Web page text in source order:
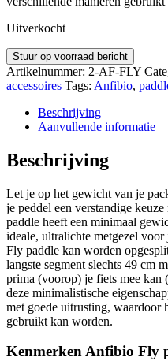
Uitverkocht
Stuur op voorraad bericht
Artikelnummer: 2-AF-FLY
accessoires Tags: Anfibio,
Beschrijving
Aanvullende informatie
Beschrijving
Let je op het gewicht van je
je peddel een verstandige
paddle heeft een minimaal
ideale, ultralichte metgezel
Fly paddle kan worden
langste segment slechts 49 cm
prima (voorop) je fiets mee kan
deze minimalistische
met goede uitrusting, waardoor
gebruikt kan worden.
Kenmerken Anfibio Fly